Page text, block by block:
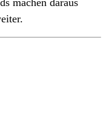
machen daraus